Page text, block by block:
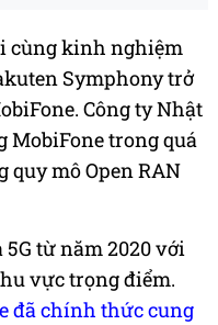
cùng kinh nghiệm
Symphony trở
Công ty Nhật
MobiFone trong quá
mô Open RAN
từ năm 2020 với
vực trọng điểm.
đã chính thức cung